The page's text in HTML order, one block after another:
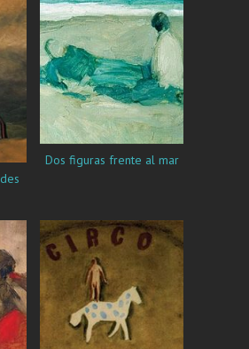
Dos figuras frente al mar